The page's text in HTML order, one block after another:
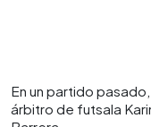
En un partido
árbitro de futsala